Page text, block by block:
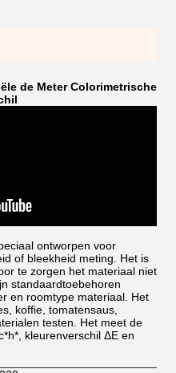
de Meter Colorimetrische
ontworpen voor
of bleekheid meting. Het is
te zorgen het materiaal niet
standaardtoebehoren
en roomtype materiaal. Het
koffie, tomatensaus,
testen. Het meet de
kleurenverschil ΔE en